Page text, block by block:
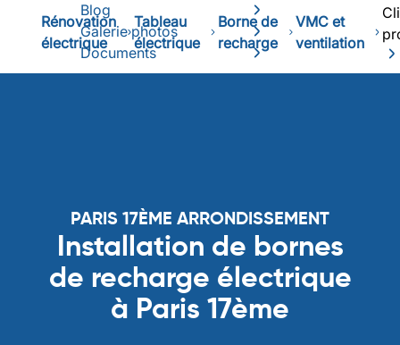
Blog
Galerie photos
Documents
Rénovation
électrique
Tableau
électrique
Borne de
recharge
VMC et
ventilation
PARIS 17ÈME ARRONDISSEMENT
Installation de bornes
de recharge électrique
à Paris 17ème